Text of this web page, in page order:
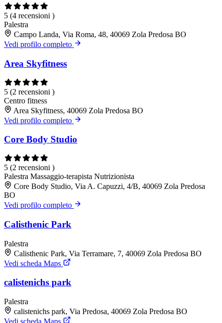
5 (4 recensioni )
Palestra
Campo Landa, Via Roma, 48, 40069 Zola Predosa BO
Vedi profilo completo
Area Skyfitness
5 (2 recensioni )
Centro fitness
Area Skyfitness, 40069 Zola Predosa BO
Vedi profilo completo
Core Body Studio
5 (2 recensioni )
Palestra Massaggio-terapista Nutrizionista
Core Body Studio, Via A. Capuzzi, 4/B, 40069 Zola Predosa
BO
Vedi profilo completo
Calisthenic Park
Palestra
Calisthenic Park, Via Terramare, 7, 40069 Zola Predosa BO
Vedi scheda Maps
calistenichs park
Palestra
calistenichs park, Via Predosa, 40069 Zola Predosa BO
Vedi scheda Maps